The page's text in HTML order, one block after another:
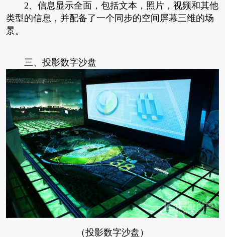
2、信息显示全面，包括文本，照片，视频和其他
类型的信息，并配备了一个同步的空间屏幕三维的场
景。
三、投影数字沙盘
（投影数字沙盘）